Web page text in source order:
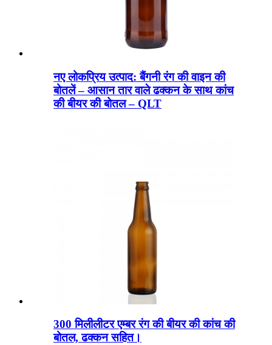
नए लोकप्रिय उत्पाद: बैंगनी रंग की वाइन की
बोतलें – आसान तार वाले ढक्कन के साथ कांच
की बीयर की बोतल – QLT
300 मिलीलीटर एम्बर रंग की बीयर की कांच की
बोतल, ढक्कन सहित।